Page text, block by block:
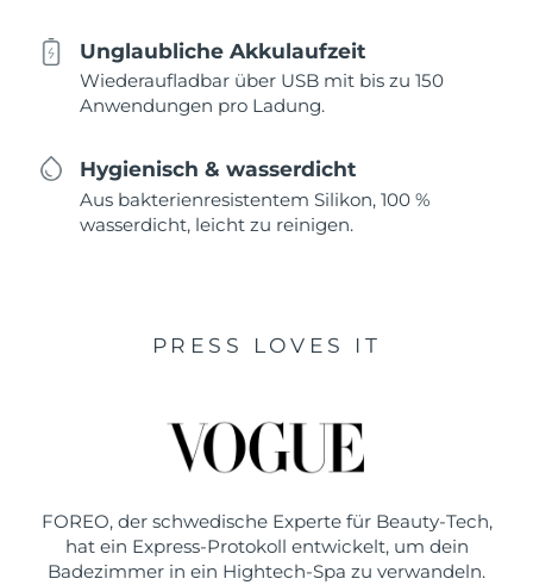
Unglaubliche Akkulaufzeit
Wiederaufladbar über USB mit bis zu 150
Anwendungen pro Ladung.
Hygienisch & wasserdicht
Aus bakterienresistentem Silikon, 100 %
wasserdicht, leicht zu reinigen.
PRESS LOVES IT
FOREO, der schwedische Experte für Beauty-Tech,
hat ein Express-Protokoll entwickelt, um dein
Badezimmer in ein Hightech-Spa zu verwandeln.